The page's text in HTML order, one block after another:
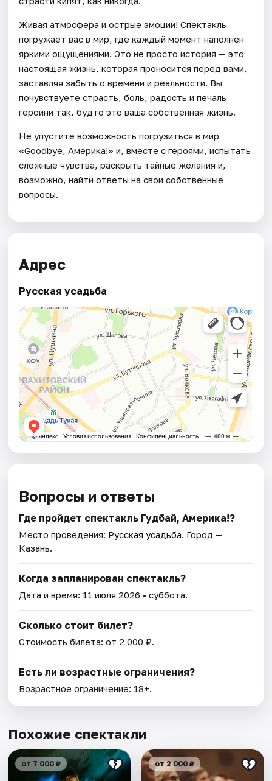
Живая атмосфера и острые эмоции! Спектакль
погружает вас в мир, где каждый момент наполнен
яркими ощущениями. Это не просто история — это
настоящая жизнь, которая проносится перед вами,
заставляя забыть о времени и реальности. Вы
почувствуете страсть, боль, радость и печаль
героини так, будто это ваша собственная жизнь.
Не упустите возможность погрузиться в мир
«Goodbye, Америка!» и, вместе с героями, испытать
сложные чувства, раскрыть тайные желания и,
возможно, найти ответы на свои собственные
вопросы.
Адрес
Русская усадьба
Вопросы и ответы
Где пройдет спектакль Гудбай, Америка!?
Место проведения: Русская усадьба. Город —
Казань.
Когда запланирован спектакль?
Дата и время: 11 июля 2026 • суббота.
Сколько стоит билет?
Стоимость билета: от 2 000 ₽.
Есть ли возрастные ограничения?
Возрастное ограничение: 18+.
Похожие спектакли
от 7 000 ₽ от 2 000 ₽